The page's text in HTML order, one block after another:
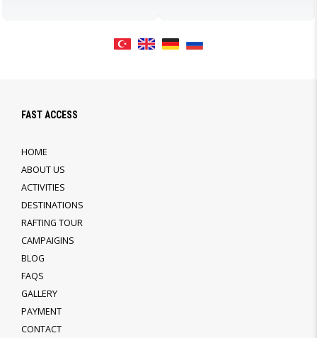
FAST ACCESS
HOME
ABOUT US
ACTIVITIES
DESTINATIONS
RAFTING TOUR
CAMPAIGINS
BLOG
FAQS
GALLERY
PAYMENT
CONTACT